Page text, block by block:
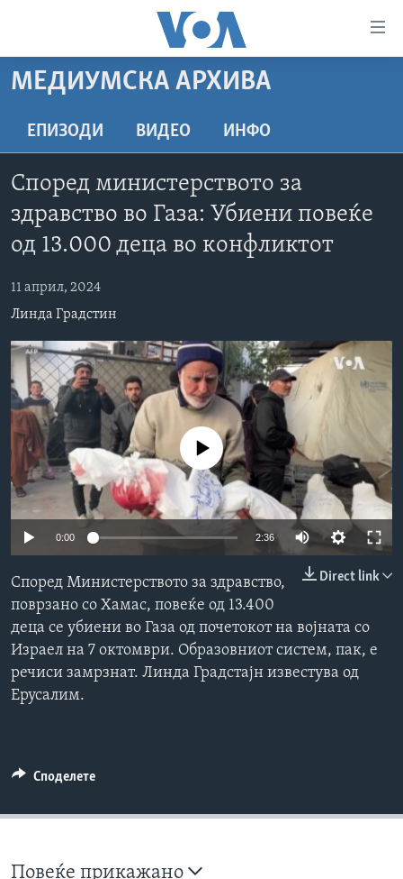
пристапност
содржина
Премини
до
страната
навигација
Пребарувај
ДОМА
РУБРИКИ
МАКЕДОНИЈА
СВЕТ
ЕКОНОМИЈА
ПОЛИТИКА
ЗДРАВЈЕ
НАУКА
УМЕТНОСТ И ЗАБАВА
ИНТЕРВЈУА
ДОКУМЕНТАРЦИ
АРХИВИРАНА ПРОГРАМА
NEWSFLASH - АРХИВА
ВЕСТИ ОД САД ВО МИНУТА - АРХИВА
ИЗБОРИ ВО САД 2020 - АРХИВА
ЗА НАС
Learning English
НАКУСО...
Јазици
МЕДИУМСКА АРХИВА
ЕПИЗОДИ ВИДЕО ИНФО
Според министерството за
здравство во Газа: Убиени повеќе
од 13.000 деца во конфликтот
11 април, 2024
Линда Градстин
No media source currently available
0:00 2:36
Direct link
Според Министерството за здравство,
поврзано со Хамас, повеќе од 13.400
деца се убиени во Газа од почетокот на војната со
Израел на 7 октомври. Образовниот систем, пак, е
речиси замрзнат. Линда Градстајн известува од
Ерусалим.
Споделете
Повеќе прикажано